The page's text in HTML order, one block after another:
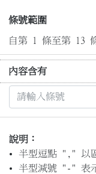
條號範圍
自第 1 條至第 13
內容含有
說明：
半型逗點 "," 以
半型減號 "-" 表